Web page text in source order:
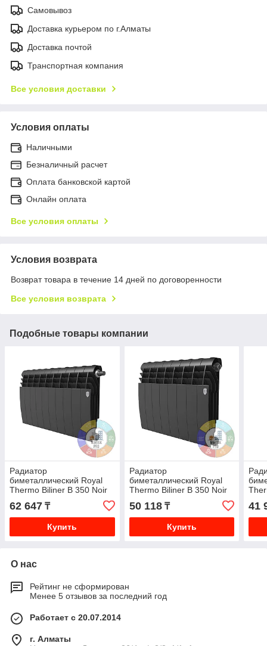
Самовывоз
Доставка курьером по г.Алматы
Доставка почтой
Транспортная компания
Все условия доставки
Условия оплаты
Наличными
Безналичный расчет
Оплата банковской картой
Онлайн оплата
Все условия оплаты
Условия возврата
Возврат товара в течение 14 дней по договоренности
Все условия возврата
Подобные товары компании
Радиатор
биметаллический Royal
Thermo Biliner B 350 Noir
Sable 10 секции
62 647 ₸
Купить
Радиатор
биметаллический Royal
Thermo Biliner B 350 Noir
Sable 8 секции
50 118₸
Купить
41
О нас
Рейтинг не сформирован
Менее 5 отзывов за последний год
Работает с 20.07.2014
г. Алматы